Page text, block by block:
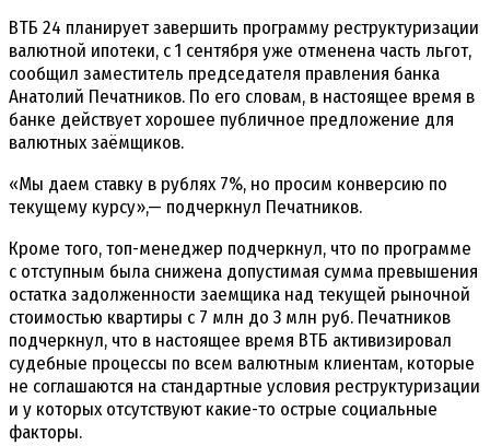
ВТБ 24 планирует завершить программу реструктуризации
валютной ипотеки, с 1 сентября уже отменена часть льгот,
сообщил заместитель председателя правления банка
Анатолий Печатников. По его словам, в настоящее время в
банке действует хорошее публичное предложение для
валютных заёмщиков.
«Мы даем ставку в рублях 7%, но просим конверсию по
текущему курсу»,— подчеркнул Печатников.
Кроме того, топ-менеджер подчеркнул, что по программе
с отступным была снижена допустимая сумма превышения
остатка задолженности заемщика над текущей рыночной
стоимостью квартиры с 7 млн до 3 млн руб. Печатников
подчеркнул, что в настоящее время ВТБ активизировал
судебные процессы по всем валютным клиентам, которые
не соглашаются на стандартные условия реструктуризации
и у которых отсутствуют какие-то острые социальные
факторы.